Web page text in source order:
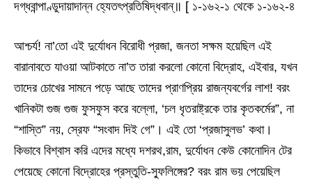
দগ্ধবান্পাণ্ডুদায়াদান্ন হ্যেতৎপ্রতিষিদ্ধবান্॥ [ ১-১৬২-১ থেকে ১-১৬২-৪
আশ্চর্য! না’তো এই দুর্যোধন বিরোধী প্রজা, জনতা সক্ষম হয়েছিল এই
বারানাবতে যাওয়া আটকাতে না’ত তারা করলো কোনো বিদ্রোহ, এইবার, যখন
তাদের চোখের সামনে পড়ে আছে তাদের প্রাণপ্রিয় রাজন্যবর্গের লাশ! বরং
খানিকটা গুজ গুজ ফুসফুস করে বল্লো, ‘চল ধৃতরাষ্ট্রকে তার কৃতকর্মের”, না
“শাস্তি” নয়, স্রেফ “সংবাদ দিই গে”। এই তো ‘প্রজাসুলভ’ কথা।
কিভাবে বিশ্বাস করি এদের মধ্যে দশরথ,রাম, দুর্যোধন কেউ কোনোদিন টের
পেয়েছে কোনো বিদ্রোহের প্রস্তুতি-স্ফুলিঙ্গের? বরং রাম ভয় পেয়েছিল